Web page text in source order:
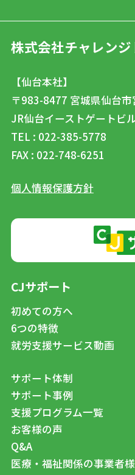
株式会社チャレン
【仙台本社】
〒983-8477 宮城県仙台
JR仙台イーストゲートビ
TEL : 022-385-5778
FAX : 022-748-6251
個人情報保護方針
CJサポート
初めての方へ
6つの特徴
就労支援サービス動画
サポート体制
サポート事例
支援プログラム一覧
お客様の声
Q&A
医療・福祉関係の事業者